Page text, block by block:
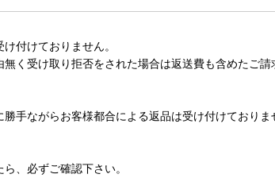
付けておりません。
無く受け取り拒否をされた場合は返送費も含めたご
手ながらお客様都合による返品は受け付けておりま
、必ずご確認下さい。